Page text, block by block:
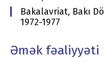
Bakalavriat, Bakı
1972-1977
Əmək fəaliyyəti